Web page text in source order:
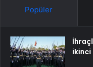
Popüler
ikinci